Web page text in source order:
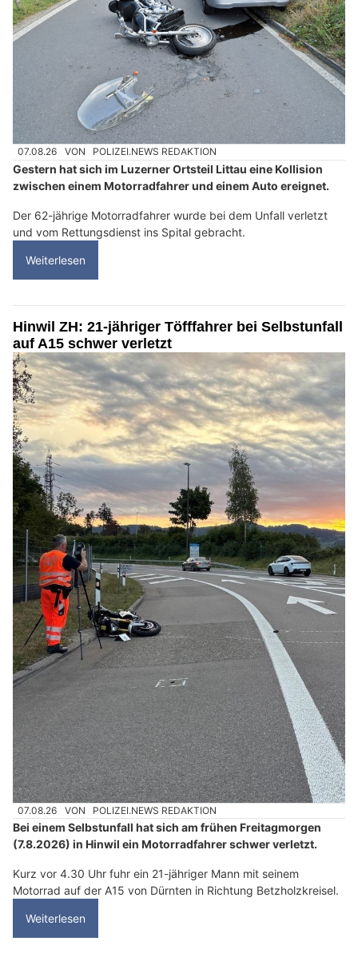
07.08.26 VON POLIZEI.NEWS REDAKTION
Gestern hat sich im Luzerner Ortsteil Littau eine Kollision
zwischen einem Motorradfahrer und einem Auto ereignet.
Der 62-jährige Motorradfahrer wurde bei dem Unfall verletzt
und vom Rettungsdienst ins Spital gebracht.
Weiterlesen
Hinwil ZH: 21-jähriger Töfffahrer bei Selbstunfall
auf A15 schwer verletzt
07.08.26 VON POLIZEI.NEWS REDAKTION
Bei einem Selbstunfall hat sich am frühen Freitagmorgen
(7.8.2026) in Hinwil ein Motorradfahrer schwer verletzt.
Kurz vor 4.30 Uhr fuhr ein 21-jähriger Mann mit seinem
Motorrad auf der A15 von Dürnten in Richtung Betzholzkreisel.
Weiterlesen